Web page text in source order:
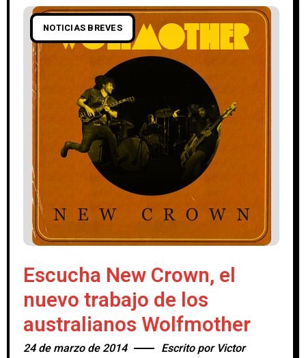
NOTICIAS BREVES
Escucha New Crown, el
nuevo trabajo de los
australianos Wolfmother
24 de marzo de 2014 Escrito por Victor